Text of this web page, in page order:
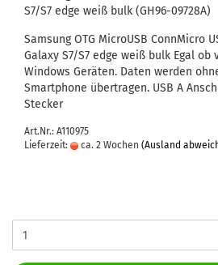
S7/S7 edge weiß bulk (GH96-​09728A)
Sam­sung OTG Mi­croUSB Conn­Mi­cro
Ga­la­xy S7/S7 edge weiß bulk Egal ob
Win­dows Ge­rä­ten. Daten wer­den
Smart­pho­ne über­tra­gen. USB A
Ste­cker
Art.Nr.: A110975
Lieferzeit:
ca. 2 Wochen (Ausland